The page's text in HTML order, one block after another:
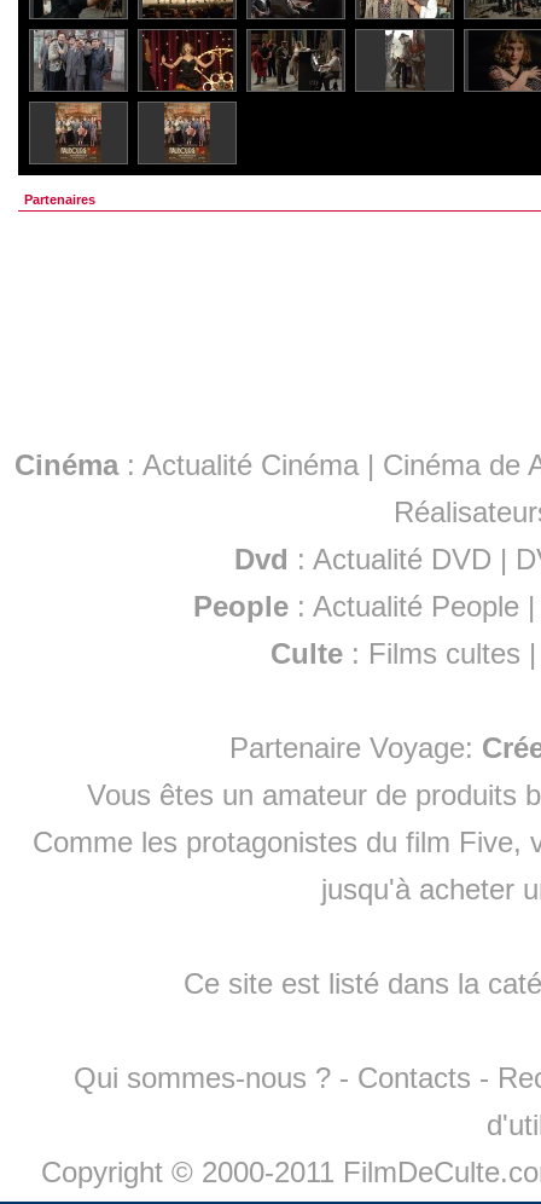
Partenaires
Cinéma: Actualité Cinéma | Cinéma de
Dvd : Actualité DVD |
People :Actualité People
Culte : Films cultes
Partenaire Voyage:
Vous êtes un amateur de produits
Comme les protagonistes du film Five,
jusqu'à acheter
Ce site est listé dans la
Qui sommes-nous ? - Contacts -
Copyright © 2000-2011